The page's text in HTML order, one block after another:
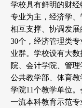
学校具有鲜明的财
专业为主，经济学
相互支撑、协调发
30个，经济管理类
业群。学校设有大
院、会计学院、管
公共教学部、体育
学院11个教学单位
一流本科教育示范